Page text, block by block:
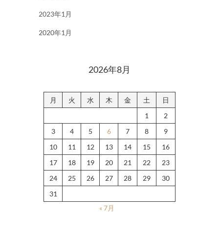
2023年1月
2020年1月
2026年8月
月 火 水 木 金 土
日
1
2
3
4 5 6 7 8
9
10
11 12 13 14 15
16
17
18 19 20 21 22
23
24
25 26 27 28 29
30
31
« 7月